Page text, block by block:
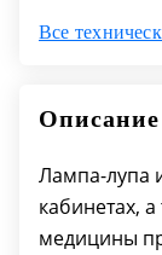
Тип
Все
Описание
Лампа-лупа
кабинетах,
медицины